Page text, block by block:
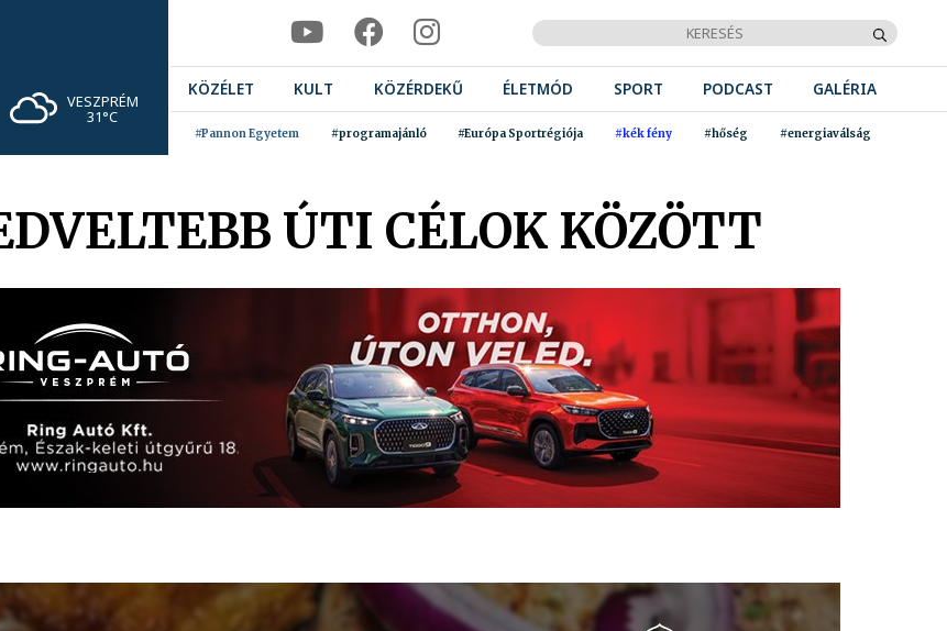
VESZPRÉM
31°C
KÖZÉLET KULT KÖZÉRDEKŰ ÉLETMÓD SPORT PODCAST GALÉRIA
#Pannon Egyetem #programajánló #Európa Sportrégiója #kék fény #hőség #energiaválság
ÚTI CÉLOK KÖZÖTT